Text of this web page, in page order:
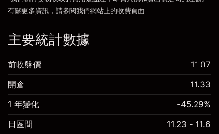
有關更多資訊，請參閱我們網站上的收費頁面
主要統計數據
前收盤價 11.07
開倉 11.33
1 年變化 -45.29%
日區間 11.23 - 11.6